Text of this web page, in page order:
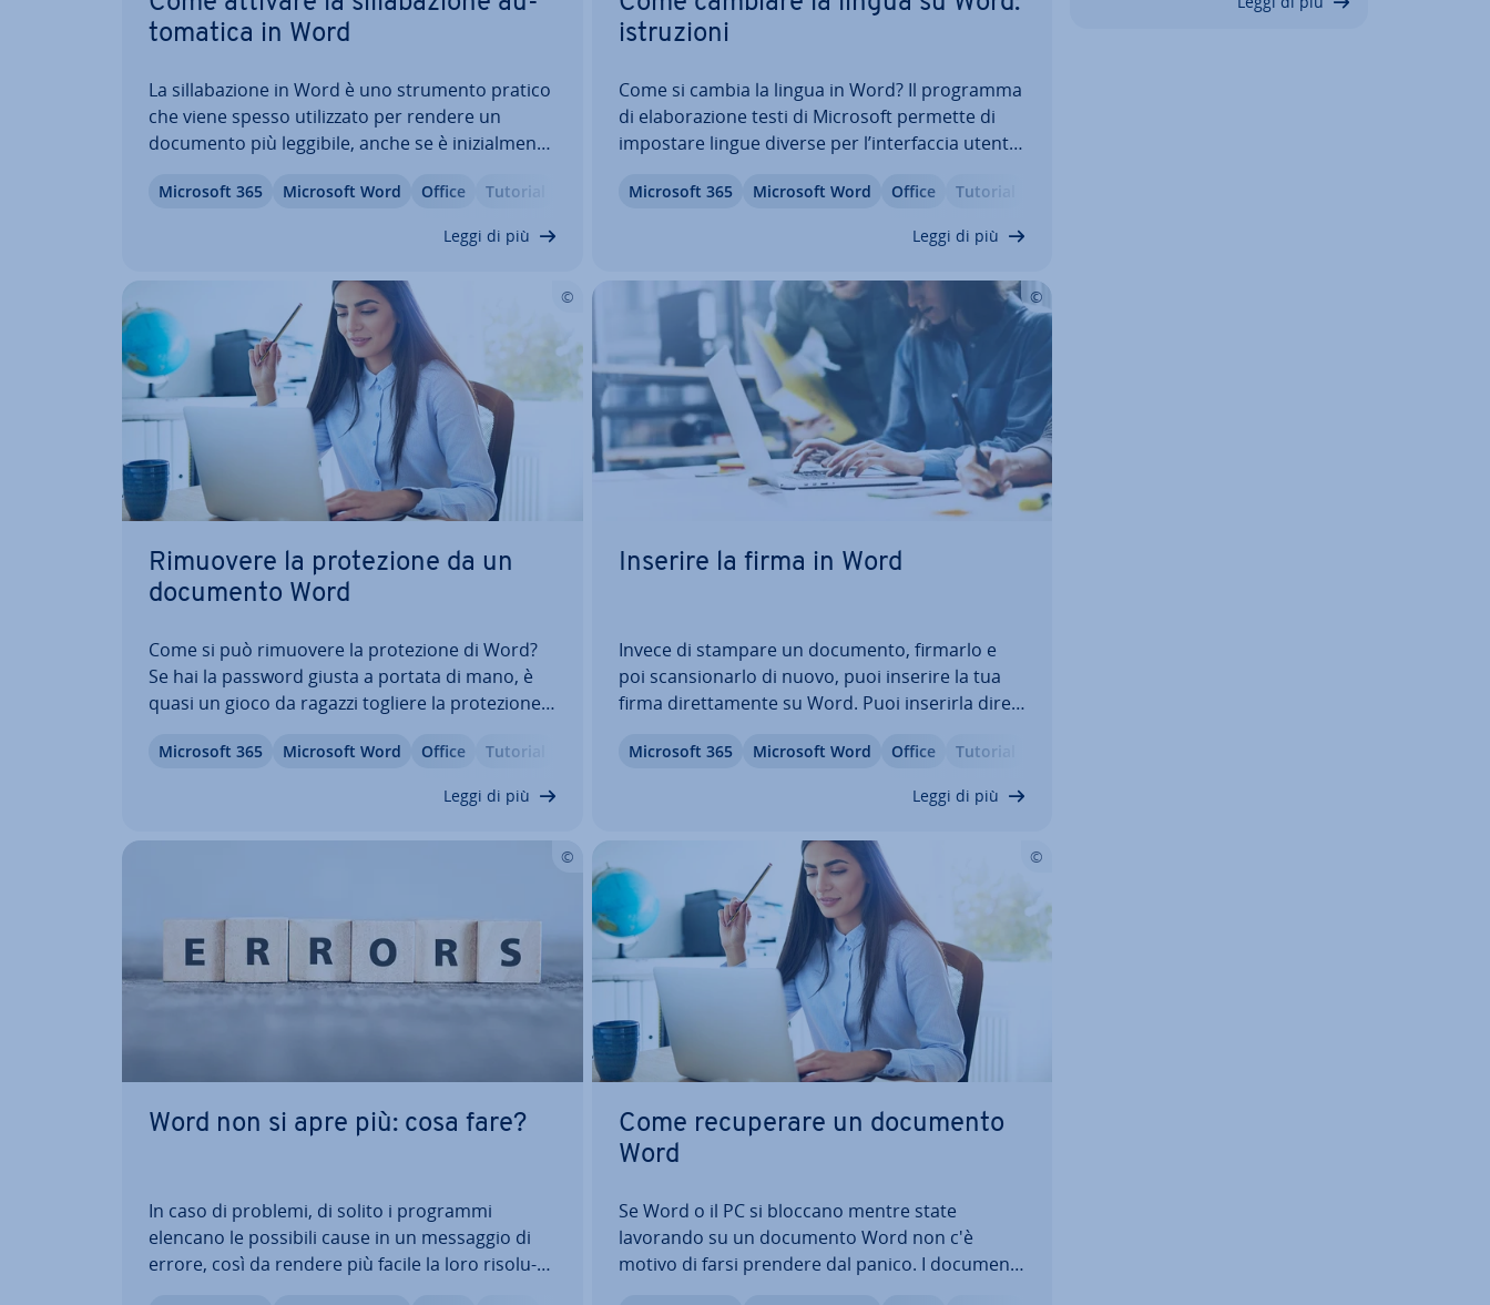
to­ma­ti­ca in Word
La sil­la­ba­zio­ne in Word è uno strumento pratico
che viene spesso uti­liz­za­to per rendere un
documento più leggibile, anche se è ini­zial­men­te
ter­ru­zio­ni di riga e spazi troppo larghi all’interno
Microsoft 365 Microsoft Word Office Tutorial
Leggi di più
istru­zio­ni
Come si cambia la lingua in Word? Il programma
di ela­bo­ra­zio­ne testi di Microsoft permette di
impostare lingue diverse per l’in­ter­fac­cia utente
dalla lingua di Windows. Questa opzione risulta
Microsoft 365 Microsoft Word Office Tutorial
Leggi di più
Rimuovere la pro­te­zio­ne da un
documento Word
Come si può rimuovere la pro­te­zio­ne di Word?
Se hai la password giusta a portata di mano, è
quasi un gioco da ragazzi togliere la pro­te­zio­ne
li­be­ra­men­te. La procedura esatta dipende dalla
versione di Office uti­liz­za­ta. C’è un trucco…
Microsoft 365 Microsoft Word Office Tutorial
Leggi di più
Inserire la firma in Word
Invece di stampare un documento, firmarlo e
poi scan­sio­nar­lo di nuovo, puoi inserire la tua
firma di­ret­ta­men­te su Word. Puoi inserirla di­ret­
touchpad o ag­giun­ge­re una riga apposita. Di
seguito ti spie­ghia­mo i passaggi per riuscirci e…
Microsoft 365 Microsoft Word Office Tutorial
Leggi di più
Word non si apre più: cosa fare?
In caso di problemi, di solito i programmi
elencano le possibili cause in un messaggio di
errore, così da rendere più facile la loro ri­so­lu­
Come re­cu­pe­ra­re un documento
Word
Se Word o il PC si bloccano mentre state
lavorando su un documento Word non c'è
motivo di farsi prendere dal panico. I documenti